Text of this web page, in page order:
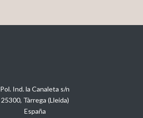
Pol. Ind. la Canaleta s/n
25300, Tàrrega (Lleida)
España